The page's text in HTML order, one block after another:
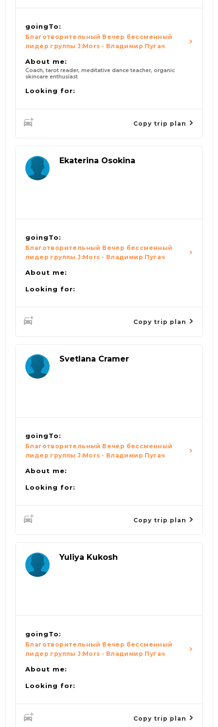
goingTo:
Благотворительный Вечер бессменный
лидер группы J:Mors - Владимир Пугач
About me:
Coach, tarot reader, meditative dance teacher, organic
skincare enthusiast
Looking for:
Copy trip plan
Ekaterina Osokina
goingTo:
Благотворительный Вечер бессменный
лидер группы J:Mors - Владимир Пугач
About me:
Looking for:
Copy trip plan
Svetlana Cramer
goingTo:
Благотворительный Вечер бессменный
лидер группы J:Mors - Владимир Пугач
About me:
Looking for:
Copy trip plan
Yuliya Kukosh
goingTo:
Благотворительный Вечер бессменный
лидер группы J:Mors - Владимир Пугач
About me:
Looking for:
Copy trip plan